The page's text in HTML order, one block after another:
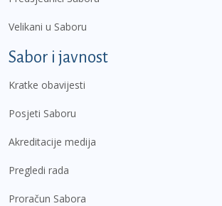
Velikani u Saboru
Sabor i javnost
Kratke obavijesti
Posjeti Saboru
Akreditacije medija
Pregledi rada
Proračun Sabora